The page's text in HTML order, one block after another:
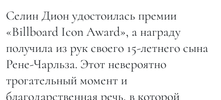
Селин Дион удостоилась премии
«Billboard Icon Award», а награду
получила из рук своего 15-летнего сына
Рене-Чарльза. Этот невероятно
трогательный момент и
благодарственная речь, в которой